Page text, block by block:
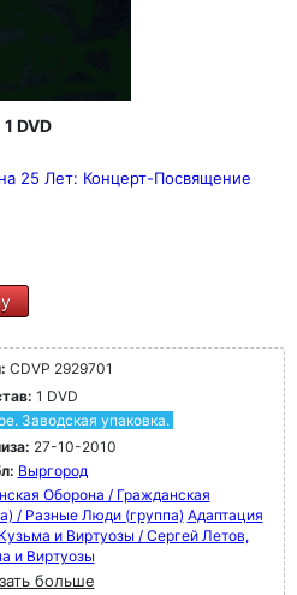
1 DVD
25 Лет: Концерт-Посвящение
CDVP 2929701
1 DVD
Заводская упаковка.
27-10-2010
Выргород
Оборона / Гражданская
/ Разные Люди (группа) Адаптация
и Виртуозы / Сергей Летов,
и Виртуозы
больше